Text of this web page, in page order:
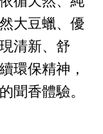
大豆蠟、優
清新、舒
環保精神，
聞香體驗。